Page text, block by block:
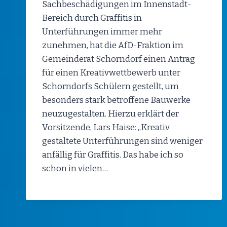
Sachbeschädigungen im Innenstadt-
Bereich durch Graffitis in
Unterführungen immer mehr
zunehmen, hat die AfD-Fraktion im
Gemeinderat Schorndorf einen Antrag
für einen Kreativwettbewerb unter
Schorndorfs Schülern gestellt, um
besonders stark betroffene Bauwerke
neuzugestalten. Hierzu erklärt der
Vorsitzende, Lars Haise: „Kreativ
gestaltete Unterführungen sind weniger
anfällig für Graffitis. Das habe ich so
schon in vielen…